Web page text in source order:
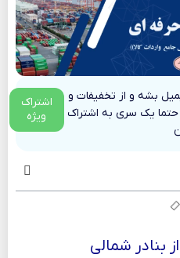
بشه و از تخفیفات و
حتما یک سری به اشتراک
اشتراک
ویژه
بنادر شمالی